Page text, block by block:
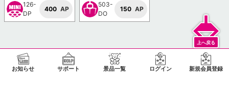
お知らせ サポート 景品一覧 ログイン 新規会員登録
126-
DP
400 AP
503-
DO
150 AP